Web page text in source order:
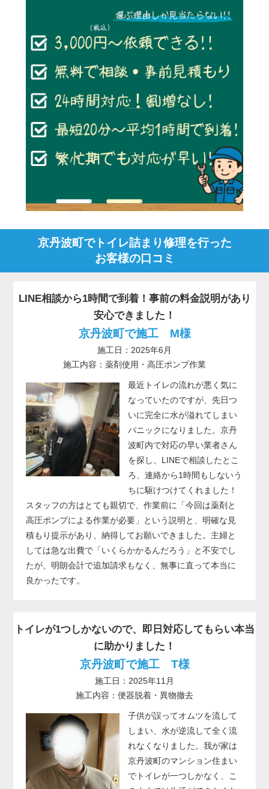
京丹波町でトイレ詰まり修理を行った
お客様の口コミ
LINE相談から1時間で到着！事前の料金説明があり
安心できました！
京丹波町で施工 M様
施工日：2025年6月
施工内容：薬剤使用・高圧ポンプ作業
最近トイレの流れが悪く気に
なっていたのですが、先日つ
いに完全に水が溢れてしまい
パニックになりました。京丹
波町内で対応の早い業者さん
を探し、LINEで相談したとこ
ろ、連絡から1時間もしないう
ちに駆けつけてくれました！
スタッフの方はとても親切で、作業前に「今回は薬剤と
高圧ポンプによる作業が必要」という説明と、明確な見
積もり提示があり、納得してお願いできました。主婦と
しては急な出費で「いくらかかるんだろう」と不安でし
たが、明朗会計で追加請求もなく、無事に直って本当に
良かったです。
トイレが1つしかないので、即日対応してもらい本当
に助かりました！
京丹波町で施工 T様
施工日：2025年11月
施工内容：便器脱着・異物撤去
子供が誤ってオムツを流して
しまい、水が逆流して全く流
れなくなりました。我が家は
京丹波町のマンション住まい
でトイレが一つしかなく、こ